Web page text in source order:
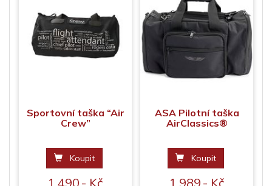
Sportovní taška “Air
Crew”
Koupit
1 490,- Kč
ASA Pilotní taška
AirClassics®
Koupit
1 989,- Kč